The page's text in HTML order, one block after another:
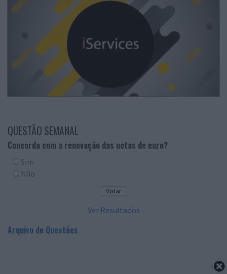
QUESTÃO SEMANAL
Concorda com a renovação das notas de euro?
Sim
Não
Ver Resultados
Arquivo de Questões
PUB